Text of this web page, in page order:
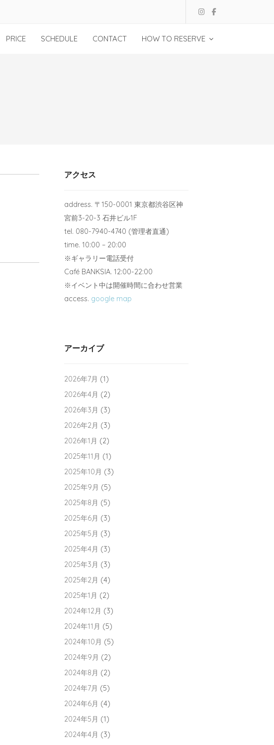
PRICE SCHEDULE CONTACT HOW TO RESERVE
アクセス
address. 〒150-0001 東京都渋谷区神
宮前3-20-3 石井ビル1F
tel. 080-7940-4740 (管理者直通)
time. 10:00 – 20:00
※ギャラリー電話受付
Café BANKSIA. 12:00-22:00
※イベント中は開催時間に合わせ営業
access. google map
アーカイブ
2026年7月 (1)
2026年4月 (2)
2026年3月 (3)
2026年2月 (3)
2026年1月 (2)
2025年11月 (1)
2025年10月 (3)
2025年9月 (5)
2025年8月 (5)
2025年6月 (3)
2025年5月 (3)
2025年4月 (3)
2025年3月 (3)
2025年2月 (4)
2025年1月 (2)
2024年12月 (3)
2024年11月 (5)
2024年10月 (5)
2024年9月 (2)
2024年8月 (2)
2024年7月 (5)
2024年6月 (4)
2024年5月 (1)
2024年4月 (3)